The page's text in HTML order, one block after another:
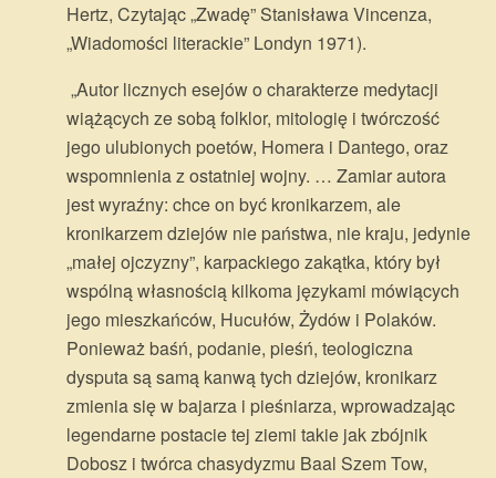
Hertz, Czytając „Zwadę” Stanisława Vincenza,
„Wiadomości literackie” Londyn 1971).
„Autor licznych esejów o charakterze medytacji
wiążących ze sobą folklor, mitologię i twórczość
jego ulubionych poetów, Homera i Dantego, oraz
wspomnienia z ostatniej wojny. … Zamiar autora
jest wyraźny: chce on być kronikarzem, ale
kronikarzem dziejów nie państwa, nie kraju, jedynie
„małej ojczyzny”, karpackiego zakątka, który był
wspólną własnością kilkoma językami mówiących
jego mieszkańców, Hucułów, Żydów i Polaków.
Ponieważ baśń, podanie, pieśń, teologiczna
dysputa są samą kanwą tych dziejów, kronikarz
zmienia się w bajarza i pieśniarza, wprowadzając
legendarne postacie tej ziemi takie jak zbójnik
Dobosz i twórca chasydyzmu Baal Szem Tow,